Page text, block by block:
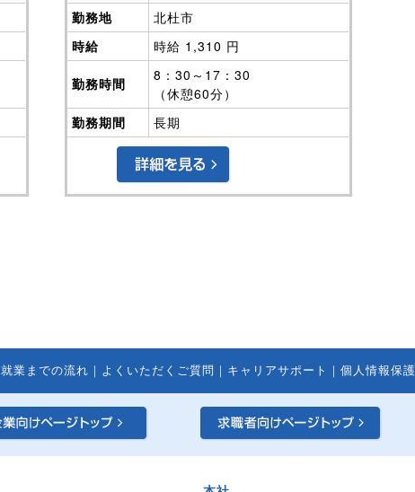
就業までの流れ ｜ よくいただくご質問 ｜ キャリアサポート ｜ 個人情報保